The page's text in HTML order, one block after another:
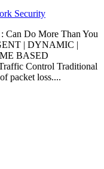
Security
Can Do More Than You
| DYNAMIC |
BASED
Control Traditional
packet loss....